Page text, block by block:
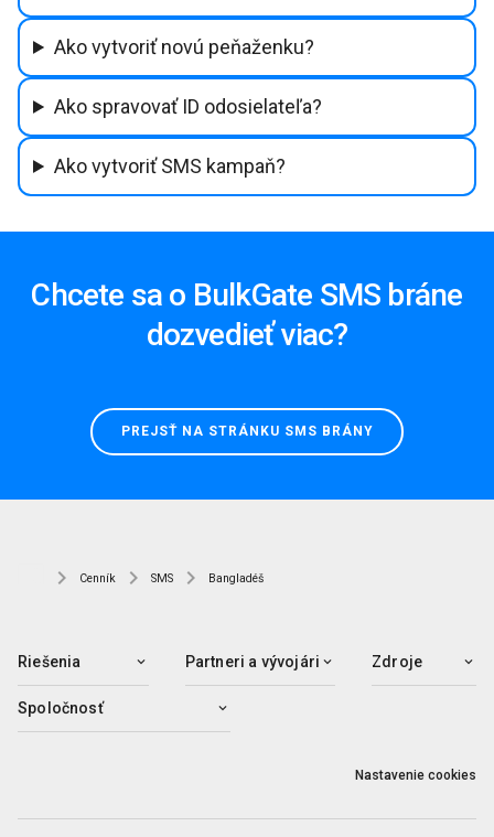
Ako vytvoriť novú peňaženku?
Ako spravovať ID odosielateľa?
Ako vytvoriť SMS kampaň?
Chcete sa o BulkGate SMS bráne
dozvedieť viac?
PREJSŤ NA STRÁNKU SMS BRÁNY
Cenník SMS Bangladéš
Riešenia Partneri a vývojári Zdroje
Spoločnosť
Nastavenie cookies